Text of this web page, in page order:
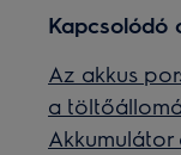
Kapcsolódó
Az akkus
a
Akkumulátor